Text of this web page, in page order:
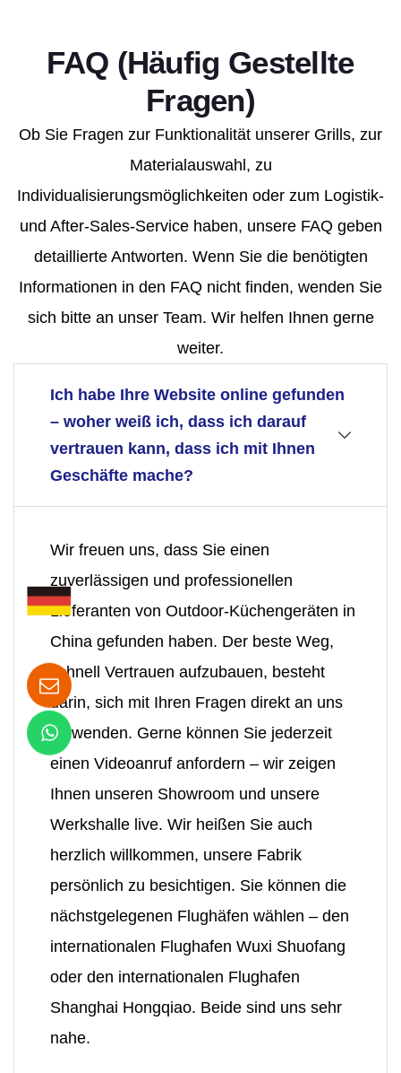
FAQ (häufig Gestellte
Fragen)
Ob Sie Fragen zur Funktionalität unserer Grills, zur
Materialauswahl, zu
Individualisierungsmöglichkeiten oder zum Logistik-
und After-Sales-Service haben, unsere FAQ geben
detaillierte Antworten. Wenn Sie die benötigten
Informationen in den FAQ nicht finden, wenden Sie
sich bitte an unser Team. Wir helfen Ihnen gerne
weiter.
Ich habe Ihre Website online gefunden
– woher weiß ich, dass ich darauf
vertrauen kann, dass ich mit Ihnen
Geschäfte mache?
Wir freuen uns, dass Sie einen
zuverlässigen und professionellen
Lieferanten von Outdoor-Küchengeräten in
China gefunden haben. Der beste Weg,
schnell Vertrauen aufzubauen, besteht
darin, sich mit Ihren Fragen direkt an uns
zu wenden. Gerne können Sie jederzeit
einen Videoanruf anfordern – wir zeigen
Ihnen unseren Showroom und unsere
Werkshalle live. Wir heißen Sie auch
herzlich willkommen, unsere Fabrik
persönlich zu besichtigen. Sie können die
nächstgelegenen Flughäfen wählen – den
internationalen Flughafen Wuxi Shuofang
oder den internationalen Flughafen
Shanghai Hongqiao. Beide sind uns sehr
nahe.